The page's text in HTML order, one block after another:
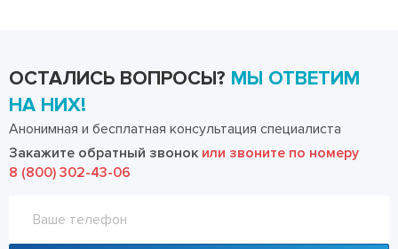
ОСТАЛИСЬ ВОПРОСЫ? МЫ ОТВЕТИМ
НА НИХ!
Анонимная и бесплатная консультация специалиста
Закажите обратный звонок или звоните по номеру
8 (800) 302-43-06